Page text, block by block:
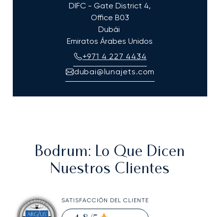
DIFC - Gate District 4,
Office B03
Dubái
Emiratos Árabes Unidos
+971 4 227 4434
dubai@lunajets.com
Bodrum: Lo Que Dicen
Nuestros Clientes
SATISFACCIÓN DEL CLIENTE